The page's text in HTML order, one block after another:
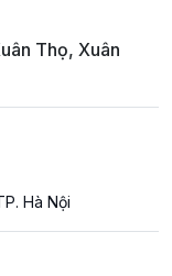
Thọ, Xuân
Hà Nội